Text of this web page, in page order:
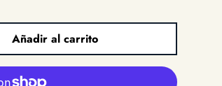
Añadir al carrito